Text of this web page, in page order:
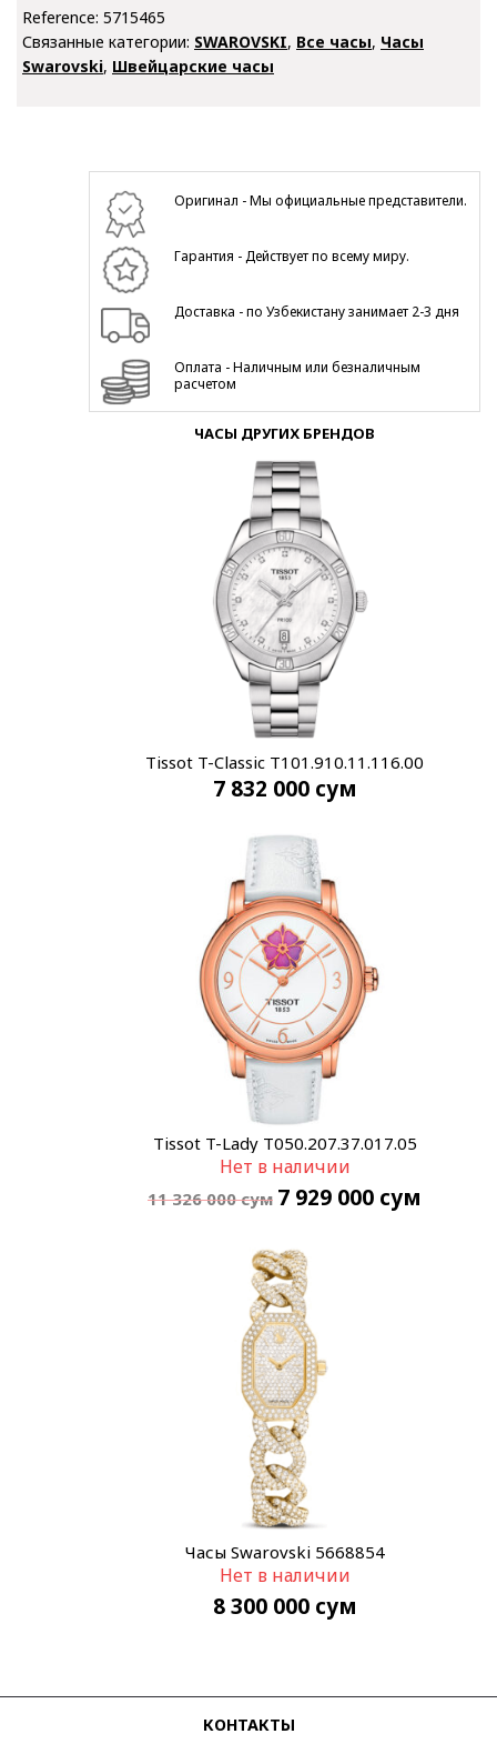
Reference: 5715465
Связанные категории: SWAROVSKI, Все часы, Часы
Swarovski, Швейцарские часы
Оригинал - Мы официальные представители.
Гарантия - Действует по всему миру.
Доставка - по Узбекистану занимает 2-3 дня
Оплата - Наличным или безналичным
расчетом
ЧАСЫ ДРУГИХ БРЕНДОВ
Tissot T-Classic T101.910.11.116.00
7 832 000 сум
Tissot T-Lady T050.207.37.017.05
Нет в наличии
11 326 000сум 7 929 000 сум
Часы Swarovski 5668854
Нет в наличии
8 300 000 сум
КОНТАКТЫ